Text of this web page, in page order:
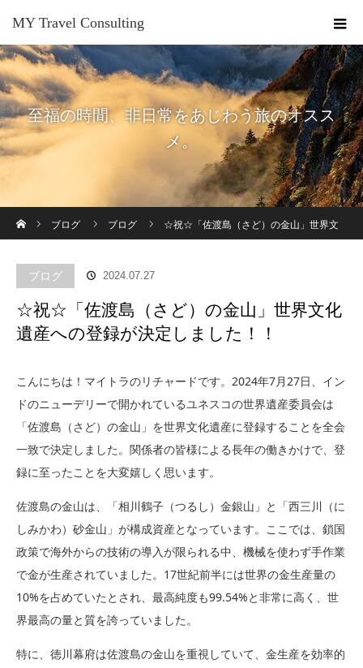
MY Travel Consulting
至福の時間、非日常をあじわう旅のオスス
メ。
ブログ
ブログ ☆祝☆「佐渡島（さど）の金山」世界文
ブログ 2024.07.27
☆祝☆「佐渡島（さど）の金山」世界文化
遺産への登録が決定しました！！
こんにちは！マイトラのリチャードです。2024年7月27日、イン
ドのニューデリーで開かれているユネスコの世界遺産委員会は
「佐渡島（さど）の金山」を世界文化遺産に登録することを全会
一致で決定しました。関係者の皆様による長年の働きかけで、登
録に至ったことを大変嬉しく思います。
佐渡島の金山は、「相川鶴子（つるし）金銀山」と「西三川（に
しみかわ）砂金山」が構成資産となっています。ここでは、鎖国
政策で海外からの技術の導入が限られる中、機械を使わず手作業
で金が生産されていました。17世紀前半には世界の金生産量の
10%を占めていたとされ、最高純度も99.54%と非常に高く、世
界最高の量と質を誇っていました。
特に、徳川幕府は佐渡島の金山を重視していて、金生産を効率的